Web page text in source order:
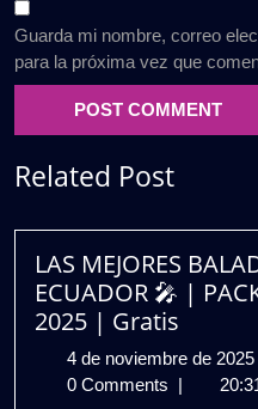
Guarda mi nombre, correo
para la próxima vez que
Related Post
LAS MEJORES
ECUADOR 🎤 |
2025 | Gratis
4 de noviembre de 2025
0 Comments |